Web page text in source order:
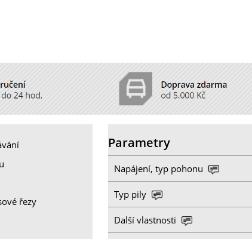
řezy
Parametry
Napájení, typ pohonu
Typ pily
Další vlastnosti